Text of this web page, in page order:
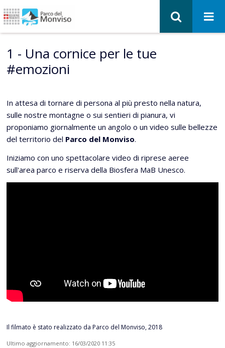
1 - Una cornice per le tue
#emozioni
In attesa di tornare di persona al più presto nella natura,
sulle nostre montagne o sui sentieri di pianura, vi
proponiamo giornalmente un angolo o un video sulle bellezze
del territorio del Parco del Monviso.
Iniziamo con uno spettacolare video di riprese aeree
sull'area parco e riserva della Biosfera MaB Unesco.
Il filmato è stato realizzato da Parco del Monviso, 2018
Ultimo aggiornamento: 16/03/2020 11:35